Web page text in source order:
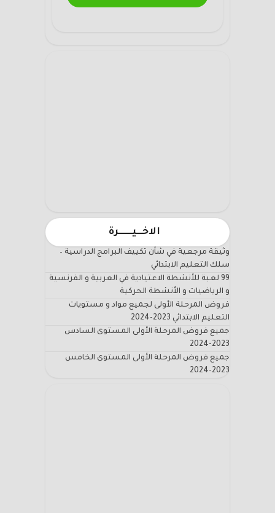
الاخـــيـــــــرة
وثيقة مرجعية في شأن تكييف البرامج الدراسية –
سلك التعليم الابتدائي
99 لعبة للأنشطة الاعتيادية في العربية و الفرنسية
و الرياضيات و الأنشطة الحركية
فروض المرحلة الأولى لجميع مواد و مستويات
التعليم الابتدائي 2023-2024
جميع فروض المرحلة الأولى المستوى السادس
2023-2024
جميع فروض المرحلة الأولى المستوى الخامس
2023-2024